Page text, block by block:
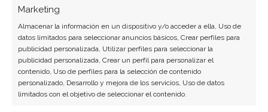
Marketing
Almacenar la información en un dispositivo y/o acceder a ella, Uso de
datos limitados para seleccionar anuncios básicos, Crear perfiles para
publicidad personalizada, Utilizar perfiles para seleccionar la
publicidad personalizada, Crear un perfil para personalizar el
contenido, Uso de perfiles para la selección de contenido
personalizado, Desarrollo y mejora de los servicios, Uso de datos
limitados con el objetivo de seleccionar el contenido.